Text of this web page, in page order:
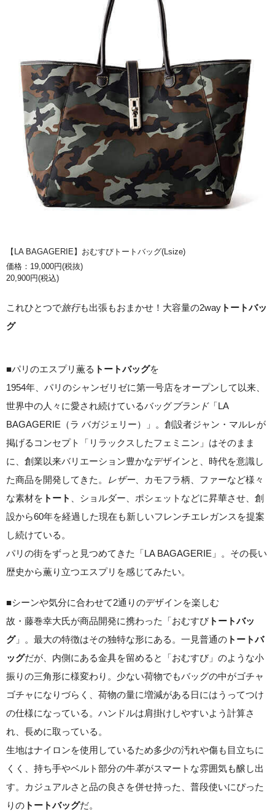
【LA BAGAGERIE】おむすびトートバッグ(Lsize)
価格：19,000円(税抜)
20,900円(税込)
これひとつで旅行も出張もおまかせ！大容量の2way トートバッ
グ
■パリのエスプリ薫る トートバッグを
1954年、パリのシャンゼリゼに第一号店をオープンして以来、
世界中の人々に愛され続けているバッグブランド「LA
BAGAGERIE（ラ バガジェリー）」。創設者ジャン・マルレが
掲げるコンセプト「リラックスしたフェミニン」はそのまま
に、創業以来バリエーション豊かなデザインと、時代を意識し
た商品を開発してきた。
レザー、カモフラ柄、ファーなど様々
な素材を トート
、ショルダー、ポシェットなどに昇華させ、創
設から60年を経過した現在も新しいフレンチエレガンスを提案
し続けている。
パリの街をずっと見つめてきた「LA BAGAGERIE」。その長い
歴史から薫り立つエスプリを感じてみたい。
■シーンや気分に合わせて2通りのデザインを楽しむ
故・藤巻幸大氏が商品開発に携わった「おむすび トートバッ
グ」。最大の特徴はその独特な形にある。一見普通の トートバ
ッグだが、内側にある金具を留めると「おむすび」のような小
振りの三角形に様変わり。少ない荷物でもバッグの中がゴチャ
ゴチャになりづらく、荷物の量に増減がある日にはうってつけ
の仕様になっている。ハンドルは肩掛けしやすいよう計算さ
れ、長めに取っている。
生地はナイロンを使用しているため多少の汚れや傷も目立ちに
くく、持ち手やベルト部分の牛革がスマートな雰囲気も醸し出
す。カジュアルさと品の良さを併せ持った、普段使いにぴった
りの トートバッグだ。